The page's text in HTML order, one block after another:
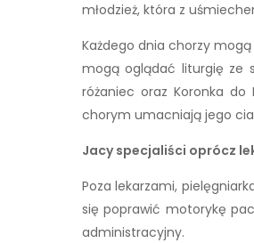
młodzież, która z
Każdego dnia chorzy
mogą oglądać liturgię ze
różaniec oraz Koronka do
chorym umacniają jego
Jacy specjaliści oprócz
Poza lekarzami,
się poprawić motorykę
administracyjny.